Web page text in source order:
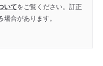
いてをご覧ください。訂正
合があります。